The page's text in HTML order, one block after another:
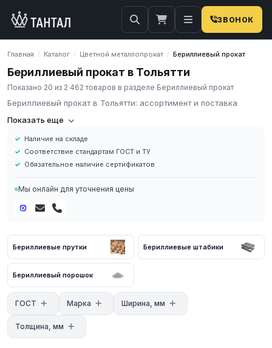
ЗВОНОК
Главная / Каталог / Цветной металлопрокат / Бериллиевый прокат
Бериллиевый прокат в Тольятти
Показано 20 из 2 462 товаров в разделе Бериллиевый прокат
Бериллиевый прокат в Тольятти: ассортимент и поставка
Компания «Тантал» предлагает Бериллиевый прокат в России.
металлопроката и промышленных материалов по всей России.
В нашем каталоге представлен широкий ассортимент
Бериллиевый прокат различных марок, размеров и типов. Все
сертификаты качества.
Наличие на складе в России
Обязательное наличие сертификатов
Доставка по региону
Для получения актуальных цен и наличия на складе свяжитесь
с нашими менеджерами. Мы предложим оптимальные условия
поставки и доставки.
Показать еще
Наличие на складе
Соответствие стандартам ГОСТ и ТУ
Обязательное наличие сертификатов
Мы онлайн для уточнения цены
Бериллиевые прутки Бериллиевые штабики
Бериллиевый порошок
ГОСТ Марка Ширина, мм
Толщина, мм